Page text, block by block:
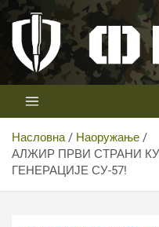
Скип
цонтент
Први војни канал у Србији
Насловна
Наоружање
АЛЖИР ПРВИ СТРАНИ
ГЕНЕРАЦИЈЕ СУ-57!